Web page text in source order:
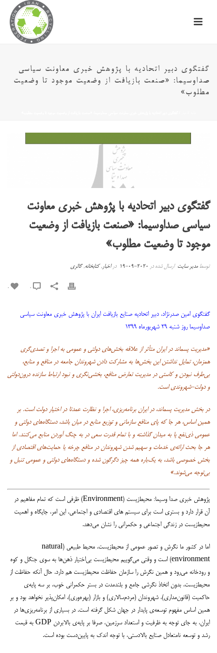
گفتگوی دبیر اتحادیه با پژوهش خبری معاونت سیاسی
صداوسیما: «صنعت بازیافت از وضعیت موجود تا وضعیت
مطلوب»
گفتگوی دبیر اتحادیه با پژوهش خبری معاونت
سیاسی صداوسیما: «صنعت بازیافت از وضعیت
موجود تا وضعیت مطلوب»
توسطمدیر سایت ارسال شده در 2020-09-19 دراخبار,کتابخانه,گالری
0
گفتگوی امین صدرنژاد، دبیر اتحادیه صنایع بازیافت ایران با پژوهش خبری معاونت سیاسی
صداوسیما روز شنبه ۲۹ شهریورماه ۱۳۹۹
«مدیریت پسماند در ایران متأثر از علاقه بخش‌های دولتی و عمومی به اجرا و تصدی‌گری
همزمان، تمایل نداشتن این بخش‌ها به مشارکت دادن شهروندان جامعه در منافع و منابع،
بی‌طرف نبودن و کاستی در مدیریت تعارض منافع، بخشی‌نگری و نبود ارتباط سازنده درون‌دولتی
و دولت-‌شهروندی است.
در بخش مدیریت پسماند، در ایران برنامه‌ریزی، اجرا و نظارت عمدتا در اختیار دولت است. بر
همین اساس، هر جا که پای منافع سازمانی و توزیع منابع در میان باشد، دستگاه‌های دولتی و
عمومی ذی‌نفع پا به میدان گذاشته و با تمام قدرت سعی در به چنگ آوردن منابع می‌کنند. اما
هر جا بحث ارائه‌ی خدمات و سهیم شدن شهروندان در منافع چرخه یا حمایت‌های اقتصادی از
بخش خصوصی باشد، به یک‌باره همه چیز دگرگون شده و دستگاه‌های دولتی و عمومی تنبل و
بی‌توجه می‌شوند.»
پژوهش خبری صدا وسیما: محیط‌زیست (Environment) ظرفی است که تمام مفاهیم در
آن قرار دارد و بستری است برای سیستم های اقتصادی و اجتماعی. این امر، جایگاه و اهمیت
محیط‌زیست در زندگی اجتماعی و حکمرانی را نشان می‌دهد.
اما در کشور ما نگرش و تصور عمومی از محیط‌زیست، محیط ‌طبیعی (natural
environment) است و وقتی می‌گوییم محیط‌زیست بی‌اختیار ذهن‌ها به سوی جنگل و کوه
و رودخانه می‌رود و همین ‌نگرش را سازمان حفاظت محیط‌زیست هم دارد. حال آنکه حفاظت از
محیط‌زیست، بدون اتخاذ نگرشی جامع و بلندمدت در بستر حکمرانی خوب، بر سه پایه‌ی
حاکمیت (قانون‌مداری)، شهروندان (مردم‌سالاری) و بازار (بهره‌وری)، امکان‌پذیر نخواهد بود و بر
همین اساس مفهوم توسعه‌ی پایدار در جهان شکل گرفته ‌است. در بسیاری از برنامه‌ریزی‌ها در
ایران، به جای توجه به ظرفیت و استعداد سرزمین، صرفا بر پایه‌ی بالابردن GDP به قیمت
رشد و توسعه نامتعادل صنایع بالادستی، با توجه اندک به پایین‌دست بوده‌ است.